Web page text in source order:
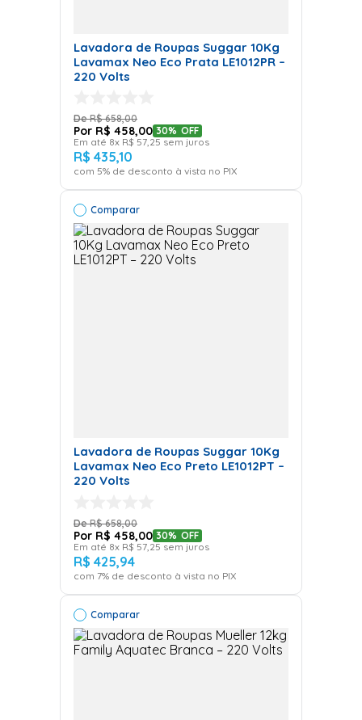
Lavadora de Roupas Suggar 10Kg
Lavamax Neo Eco Prata LE1012PR –
220 Volts
R$ 658,00
R$ 458,00 30% OFF
Em até 8x R$ 57,25 sem juros
R$ 435,10
com 5% de desconto à vista no PIX
Comparar
Lavadora de Roupas Suggar 10Kg
Lavamax Neo Eco Preto LE1012PT –
220 Volts
R$ 658,00
R$ 458,00 30% OFF
Em até 8x R$ 57 25sem juros
R$ 425,94
com 7% de desconto à vista no PIX
Comparar